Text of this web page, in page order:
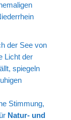
der See von
Licht der
spiegeln
Stimmung,
Natur- und